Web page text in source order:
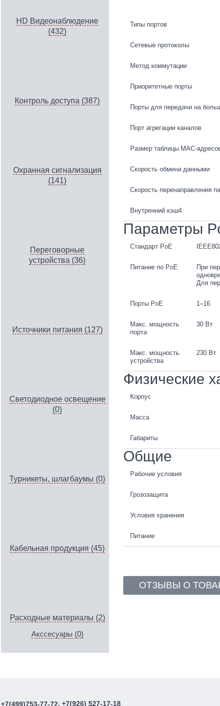
HD Видеонаблюдение
(432)
Контроль доступа (387)
Охранная сигнализация
(141)
Переговорные
устройства (36)
Источники питания (127)
Светодиодное освещение
(0)
Турникеты, шлагбаумы (0)
Кабельная продукция (45)
Расходные материалы (2)
Акссесуары (0)
Типы портов
Сетевые протоколы
Метод коммутации
Приоритетные порты
Порты для передачи на
Порт агрегации каналов
Размер таблицы MAC-
Скорость обмена данными
Скорость перенаправления
Внутренний кэш4
Параметры
Стандарт PoE
Питание по PoE
При
Для
Порты PoE 1–16
Макс. мощность
порта
30 Вт
Макс. мощность
устройства
230 Вт
Физические
Корпус
Масса
Габариты
Общие
Рабочие условия
Грозозащита
Условия хранения
Питание
ОТЗЫВЫ О
+7(499)753-77-72, +7(926) 527-17-18